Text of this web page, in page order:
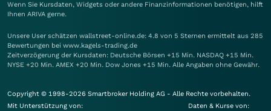
Wenn Sie Kursdaten, Widgets oder andere Finanzinformationen benötigen, hilft
Ihnen ARIVA gerne.
Unsere User schätzen wallstreet-online.de: 4.8 von 5 Sternen ermittelt aus 285
Bewertungen bei www.kagels-trading.de
Zeitverzögerung der Kursdaten: Deutsche Börsen +15 Min. NASDAQ +15 Min.
NYSE +20 Min. AMEX +20 Min. Dow Jones +15 Min. Alle Angaben ohne Gewähr.
Copyright © 1998-2026 Smartbroker Holding AG - Alle Rechte vorbehalten.
Mit Unterstützung von:
Daten & Kurse von: